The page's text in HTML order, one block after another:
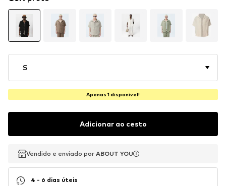
S
Apenas 1 disponível!
Adicionar ao cesto
Vendido e enviado por ABOUT YOU
Vendido e enviado por ABOUT YOU
4 - 6 dias úteis